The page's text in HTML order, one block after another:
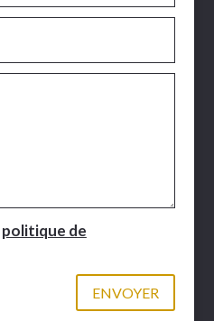
politique de
ENVOYER